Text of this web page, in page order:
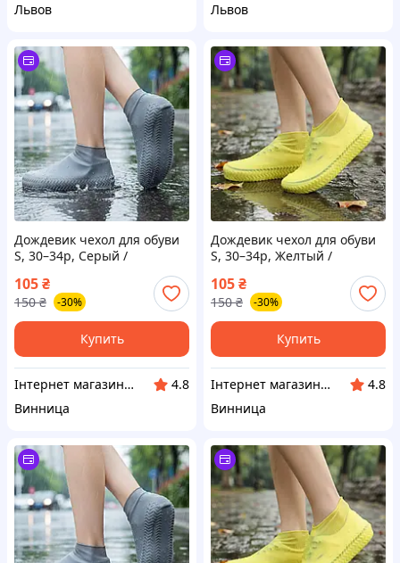
Львов
Львов
Дождевик чехол для обуви
S, 30–34р, Серый /
силиконовые чехлы на
обувь / Антискользящая
защита обуви от воды
105₴
150 ₴ -30%
Купить
Інтернет магазин Сенс
4.8
Винница
Дождевик чехол для обуви
S, 30–34р, Желтый /
силиконовые чехлы на
обувь / Антискользящая
защита обуви от воды
105₴
150 ₴ -30%
Купить
Інтернет магазин Сенс
4.8
Винница